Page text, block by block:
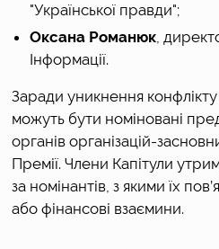
"Української правди";
Оксана Романюк,
Інформації.
Заради уникнення
можуть бути номіновані
органів організацій-
Премії. Члени Капітули
за номінантів, з якими їх
або фінансові взаємини.